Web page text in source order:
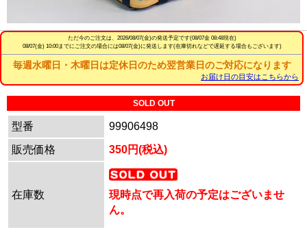
ただ今のご注文は、 2026/08/07(金)の発送予定です(08/07金 08:48現在)
08/07(金) 10:00までにご注文の場合には08/07(金)に発送します(在庫切れなどで遅延する場合もございます)
毎週水曜日・木曜日は定休日のため翌営業日のご対応になります
お届け日の目安はこちらから
SOLD OUT
型番
99906498
販売価格
350円(税込)
在庫数
現時点で再入荷の予定はございませ
ん。